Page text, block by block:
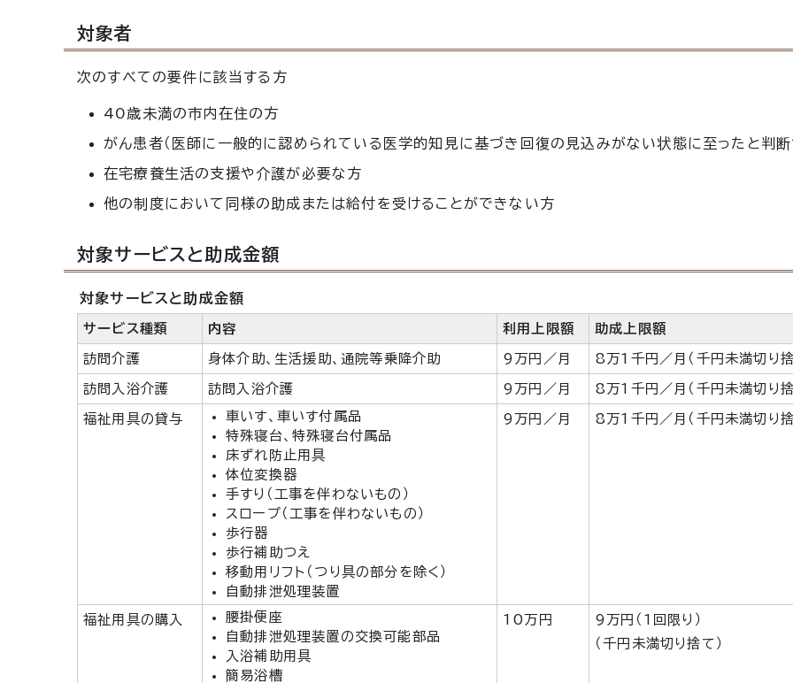
対象者
次のすべての要件に該当する方
40歳未満の市内在住の方
がん患者（医師に一般的に認められている医学的知見に基づき回復の見込みがない状態に至ったと判断
在宅療養生活の支援や介護が必要な方
他の制度において同様の助成または給付を受けることができない方
対象サービスと助成金額
対象サービスと助成金額
サービス種類 内容 利用上限額 助成上限額
訪問介護 身体介助、生活援助、通院等乗降介助 9万円／月 8万1千円／月（千円未満切り捨
訪問入浴介護 訪問入浴介護 9万円／月 8万1千円／月（千円未満切り捨
福祉用具の貸与
車いす、車いす付属品
特殊寝台、特殊寝台付属品
床ずれ防止用具
体位変換器
手すり（工事を伴わないもの）
スロープ（工事を伴わないもの）
歩行器
歩行補助つえ
移動用リフト（つり具の部分を除く）
自動排泄処理装置
9万円／月 8万1千円／月（千円未満切り捨
福祉用具の購入
腰掛便座
自動排泄処理装置の交換可能部品
入浴補助用具
簡易浴槽
10万円
9万円（1回限り）
（千円未満切り捨て）